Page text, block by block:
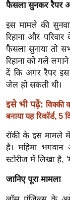
ल
बे
मि
सा
ल
श
ख्सि
य
त
यं
ग
डि
या
फैसला सुनकर रैपर
इस मामले की
रिहाना और
फैसला सुनाया तो
रिहाना को गले
दें कि अगर रैपर इस
जेल हो सकती थी।
इसे भी पढ़ें: विक्की
बनाया यह रिकॉर्ड,
रॉकी के इस मामले में
है। महिमा भगवान
स्टोरीज में लिखा है,
जानिए पूरा मामला